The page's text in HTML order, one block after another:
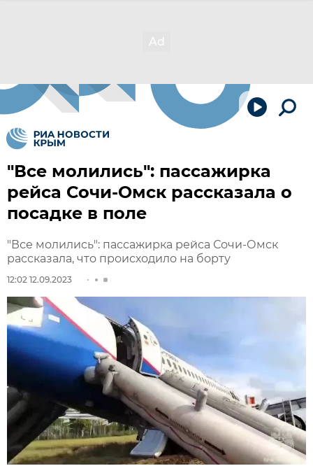
"Все молились": пассажирка
рейса Сочи-Омск рассказала о
посадке в поле
"Все молились": пассажирка рейса Сочи-Омск
рассказала, что происходило на борту
12:02 12.09.2023